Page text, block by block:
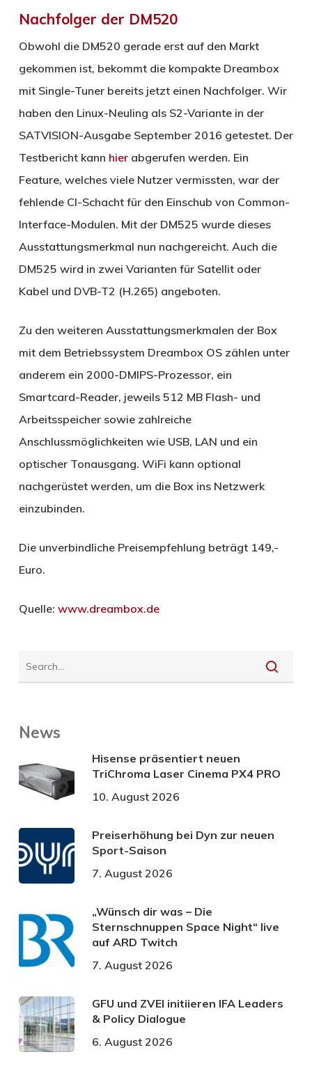
Nachfolger der DM520
Obwohl die DM520 gerade erst auf den Markt
gekommen ist, bekommt die kompakte Dreambox
mit Single-Tuner bereits jetzt einen Nachfolger. Wir
haben den Linux-Neuling als S2-Variante in der
SATVISION-Ausgabe September 2016 getestet. Der
Testbericht kann hierabgerufen werden. Ein
Feature, welches viele Nutzer vermissten, war der
fehlende CI-Schacht für den Einschub von Common-
Interface-Modulen. Mit der DM525 wurde dieses
Ausstattungsmerkmal nun nachgereicht. Auch die
DM525 wird in zwei Varianten für Satellit oder
Kabel und DVB-T2 (H.265) angeboten.
Zu den weiteren Ausstattungsmerkmalen der Box
mit dem Betriebssystem Dreambox OS zählen unter
anderem ein 2000-DMIPS-Prozessor, ein
Smartcard-Reader, jeweils 512 MB Flash- und
Arbeitsspeicher sowie zahlreiche
Anschlussmöglichkeiten wie USB, LAN und ein
optischer Tonausgang. WiFi kann optional
nachgerüstet werden, um die Box ins Netzwerk
einzubinden.
Die unverbindliche Preisempfehlung beträgt 149,-
Euro.
Quelle: www.dreambox.de
News
Hisense präsentiert neuen
TriChroma Laser Cinema PX4 PRO
10. August 2026
Preiserhöhung bei Dyn zur neuen
Sport-Saison
7. August 2026
„Wünsch dir was – Die
Sternschnuppen Space Night“ live
auf ARD Twitch
7. August 2026
GFU und ZVEI initiieren IFA Leaders
& Policy Dialogue
6. August 2026